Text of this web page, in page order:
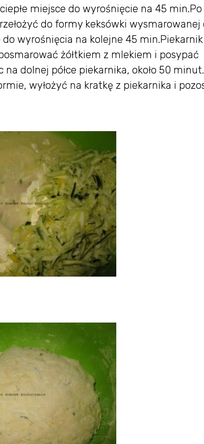
miejsce do wyrośnięcie na 45
do formy keksówki wysmarowanej
wyrośnięcia na kolejne 45 min.Piekarnik
żółtkiem z mlekiem i posypać
dolnej półce piekarnika, około 50
wyłożyć na kratkę z piekarnika i